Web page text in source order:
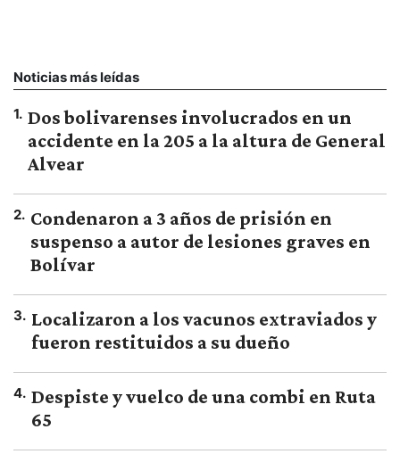
Noticias más leídas
1. Dos bolivarenses involucrados en un
accidente en la 205 a la altura de General
Alvear
2. Condenaron a 3 años de prisión en
suspenso a autor de lesiones graves en
Bolívar
3. Localizaron a los vacunos extraviados y
fueron restituidos a su dueño
4. Despiste y vuelco de una combi en Ruta
65